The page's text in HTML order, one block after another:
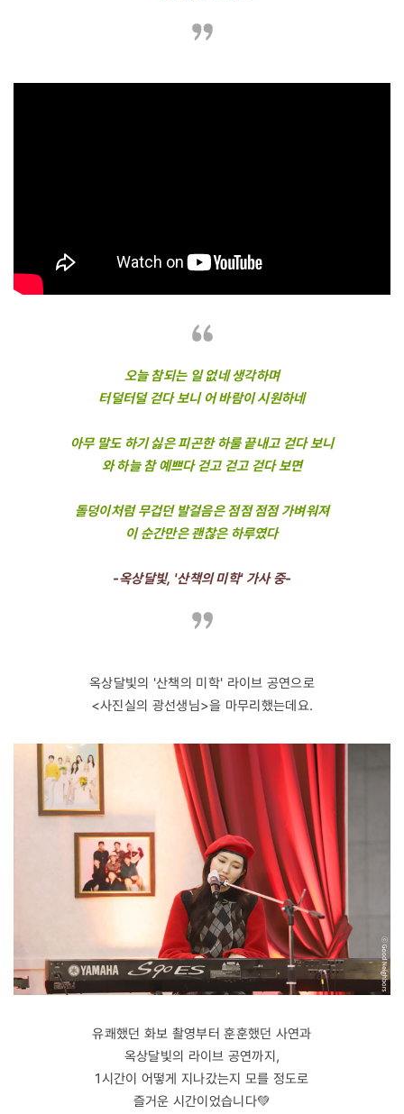
오늘 참되는 일 없네 생각하며
터덜터덜 걷다 보니 어 바람이 시원하네
아무 말도 하기 싫은 피곤한 하룰 끝내고 걷다 보니
와 하늘 참 예쁘다 걷고 걷고 걷다 보면
돌덩이처럼 무겁던 발걸음은 점점 점점 가벼워져
이 순간만은 괜찮은 하루였다
-옥상달빛, '산책의 미학' 가사 중-
옥상달빛의 '산책의 미학' 라이브 공연으로
<사진실의 광선생님>을 마무리했는데요.
유쾌했던 화보 촬영부터 훈훈했던 사연과
옥상달빛의 라이브 공연까지,
1시간이 어떻게 지나갔는지 모를 정도로
즐거운 시간이었습니다💚